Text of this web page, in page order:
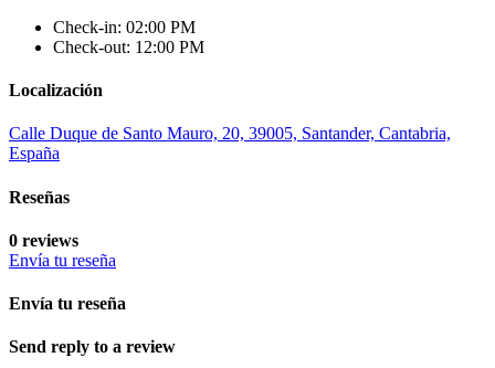
Check-in: 02:00 PM
Check-out: 12:00 PM
Localización
Calle Duque de Santo Mauro, 20, 39005, Santander, Cantabria,
España
Reseñas
0 reviews
Envía tu reseña
Envía tu reseña
Send reply to a review